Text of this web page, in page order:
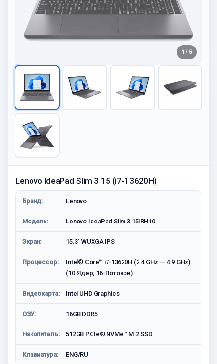
1 / 5
Lenovo IdeaPad Slim 3 15 (i7-13620H)
Бренд: Lenovo
Модель: Lenovo IdeaPad Slim 3 15IRH10
Экран: 15.3" WUXGA IPS
Процессор:
Intel® Core™ i7-13620H (2.4 GHz — 4.9 GHz)
(10-Ядeр; 16-Потоков)
Видеокарта: Intel UHD Graphics
ОЗУ: 16GB DDR5
Накопитель: 512GB PCIe® NVMe™ M.2 SSD
Клавиатура: ENG/RU